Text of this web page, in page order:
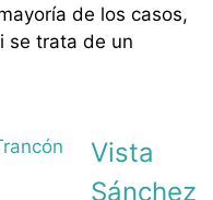
de los casos,
se trata de un
Vista
Sánchez